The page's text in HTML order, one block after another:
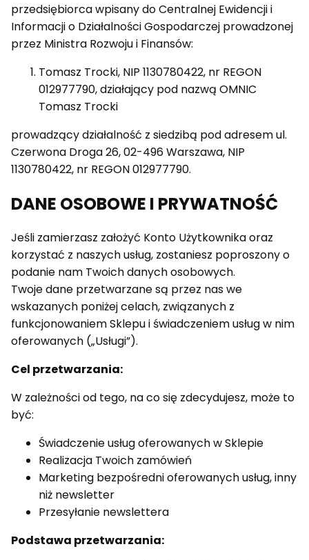
przedsiębiorca wpisany do Centralnej Ewidencji i
Informacji o Działalności Gospodarczej prowadzonej
przez Ministra Rozwoju i Finansów:
Tomasz Trocki, NIP 1130780422, nr REGON
012977790, działający pod nazwą OMNIC
Tomasz Trocki
prowadzący działalność z siedzibą pod adresem ul.
Czerwona Droga 26, 02-496 Warszawa, NIP
1130780422, nr REGON 012977790.
DANE OSOBOWE I PRYWATNOŚĆ
Jeśli zamierzasz założyć Konto Użytkownika oraz
korzystać z naszych usług, zostaniesz poproszony o
podanie nam Twoich danych osobowych.
Twoje dane przetwarzane są przez nas we
wskazanych poniżej celach, związanych z
funkcjonowaniem Sklepu i świadczeniem usług w nim
oferowanych („Usługi”).
Cel przetwarzania:
W zależności od tego, na co się zdecydujesz, może to
być:
Świadczenie usług oferowanych w Sklepie
Realizacja Twoich zamówień
Marketing bezpośredni oferowanych usług, inny
niż newsletter
Przesyłanie newslettera
Podstawa przetwarzania: